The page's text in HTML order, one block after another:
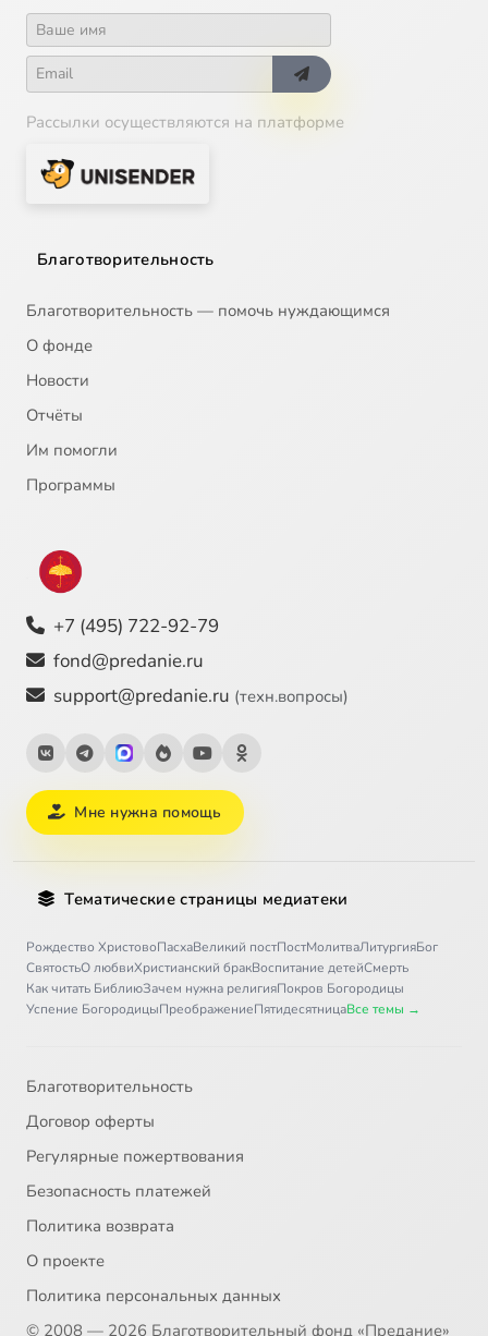
Рассылки осуществляются на платформе
Благотворительность
Благотворительность — помочь нуждающимся
О фонде
Новости
Отчёты
Им помогли
Программы
+7 (495) 722-92-79
fond@predanie.ru
support@predanie.ru (техн.вопросы)
Мне нужна помощь
Тематические страницы медиатеки
Рождество ХристовоПасхаВеликий постПостМолитваЛитургияБог
СвятостьО любвиХристианский бракВоспитание детейСмерть
Как читать БиблиюЗачем нужна религияПокров Богородицы
Успение БогородицыПреображениеПятидесятницаВсе темы →
Благотворительность
Договор оферты
Регулярные пожертвования
Безопасность платежей
Политика возврата
О проекте
Политика персональных данных
© 2008 — 2026 Благотворительный фонд «Предание»